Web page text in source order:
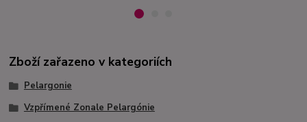
Zboží zařazeno v kategoriích
Pelargonie
Vzpřímené Zonale Pelargónie